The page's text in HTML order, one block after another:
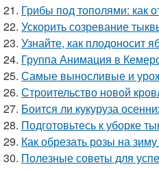
21. Грибы под тополями: как
22. Ускорить созревание
23. Узнайте, как плодоносит
24. Группа Анимация в
25. Самые выносливые и
26. Строительство новой
27. Боится ли кукуруза
28. Подготовьтесь к уборке
29. Как обрезать розы на
30. Полезные советы для